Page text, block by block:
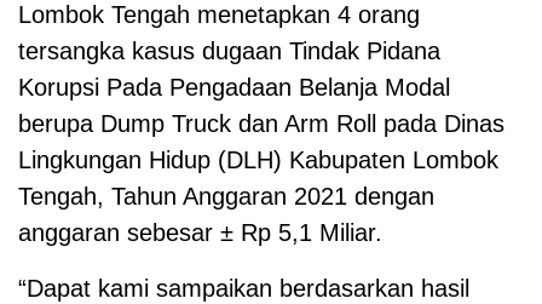
Lombok Tengah menetapkan 4 orang
tersangka kasus dugaan Tindak Pidana
Korupsi Pada Pengadaan Belanja Modal
berupa Dump Truck dan Arm Roll pada Dinas
Lingkungan Hidup (DLH) Kabupaten Lombok
Tengah, Tahun Anggaran 2021 dengan
anggaran sebesar ± Rp 5,1 Miliar.
“Dapat kami sampaikan berdasarkan hasil